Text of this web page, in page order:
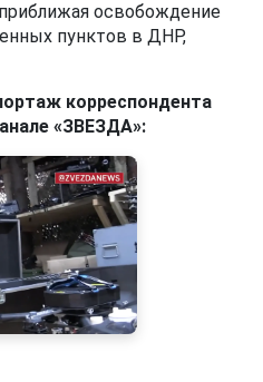
освобождение
пунктов в ДНР,
корреспондента
«ЗВЕЗДА»: